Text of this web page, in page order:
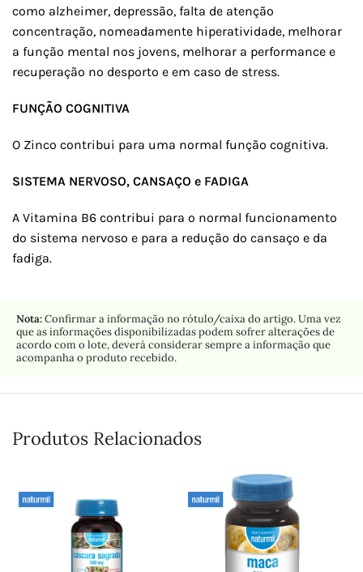
como alzheimer, depressão, falta de atenção
concentração, nomeadamente hiperatividade, melhorar
a função mental nos jovens, melhorar a performance e
recuperação no desporto e em caso de stress.
FUNÇÃO COGNITIVA
O Zinco contribui para uma normal função cognitiva.
SISTEMA NERVOSO, CANSAÇO e FADIGA
A Vitamina B6 contribui para o normal funcionamento
do sistema nervoso e para a redução do cansaço e da
fadiga.
Nota:Confirmar a informação no rótulo/caixa do artigo. Uma vez
que as informações disponibilizadas podem sofrer alterações de
acordo com o lote, deverá considerar sempre a informação que
acompanha o produto recebido.
Produtos Relacionados